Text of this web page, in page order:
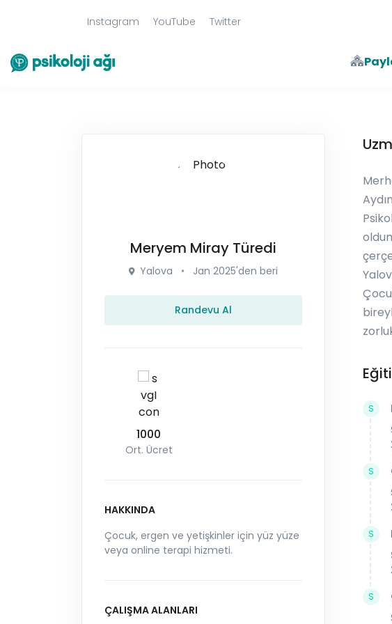
Instagram YouTube Twitter
Meryem Miray Türedi
Yalova • Jan 2025'den beri
Randevu Al
1000
Ort. Ücret
HAKKINDA
Çocuk, ergen ve yetişkinler için yüz yüze
veya online terapi hizmeti.
ÇALIŞMA ALANLARI
S
S
S
S